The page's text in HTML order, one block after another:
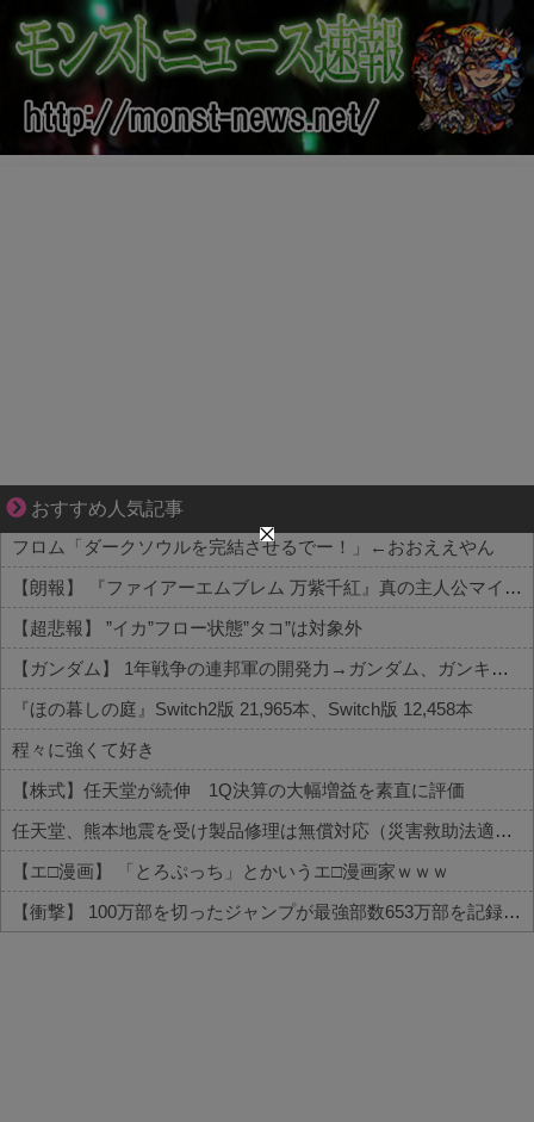
おすすめ人気記事
ぜんぶ私が中心、そう思われたくないのに
フロム「ダークソウルを完結させるでー！」←おおええやん
【朗報】 『ファイアーエムブレム 万紫千紅』真の主人公マイユニはキャラメイクが可能
【超悲報】 ”イカ”フロー状態”タコ”は対象外
【ガンダム】 1年戦争の連邦軍の開発力→ガンダム、ガンキャノン、ガンタンク、ジム、ボール
『ほの暮しの庭』Switch2版 21,965本、Switch版 12,458本
程々に強くて好き
【株式】任天堂が続伸 1Q決算の大幅増益を素直に評価
任天堂、熊本地震を受け製品修理は無償対応（災害救助法適用地域）
【エ□漫画】 「とろぷっち」とかいうエ□漫画家ｗｗｗ
【衝撃】 100万部を切ったジャンプが最強部数653万部を記録した時の週刊少年ジャンプの面子がヤバすぎる